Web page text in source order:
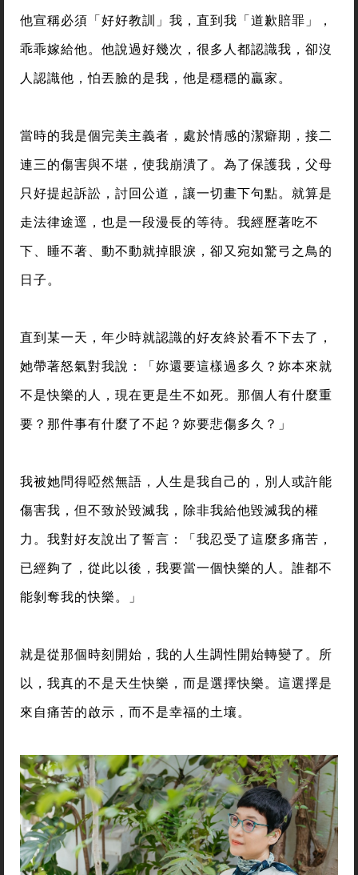
他宣稱必須「好好教訓」我，直到我「道歉賠罪」，
乖乖嫁給他。他說過好幾次，很多人都認識我，卻沒
人認識他，怕丟臉的是我，他是穩穩的贏家。
當時的我是個完美主義者，處於情感的潔癖期，接二
連三的傷害與不堪，使我崩潰了。為了保護我，父母
只好提起訴訟，討回公道，讓一切畫下句點。就算是
走法律途逕，也是一段漫長的等待。我經歷著吃不
下、睡不著、動不動就掉眼淚，卻又宛如驚弓之鳥的
日子。
直到某一天，年少時就認識的好友終於看不下去了，
她帶著怒氣對我說：「妳還要這樣過多久？妳本來就
不是快樂的人，現在更是生不如死。那個人有什麼重
要？那件事有什麼了不起？妳要悲傷多久？」
我被她問得啞然無語，人生是我自己的，別人或許能
傷害我，但不致於毀滅我，除非我給他毀滅我的權
力。我對好友說出了誓言：「我忍受了這麼多痛苦，
已經夠了，從此以後，我要當一個快樂的人。誰都不
能剝奪我的快樂。」
就是從那個時刻開始，我的人生調性開始轉變了。所
以，我真的不是天生快樂，而是選擇快樂。這選擇是
來自痛苦的啟示，而不是幸福的土壤。